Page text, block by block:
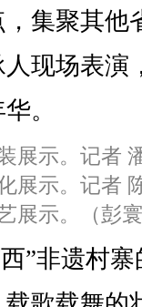
，集聚其
人现场表
。
展示。记者
展示。记者
展示。（彭寰
”非遗村